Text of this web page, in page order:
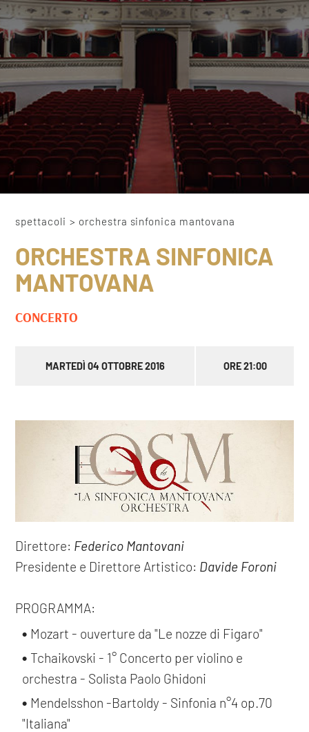
spettacoli > orchestra sinfonica mantovana
ORCHESTRA SINFONICA
MANTOVANA
CONCERTO
MARTEDÌ 04 OTTOBRE 2016 ORE 21:00
Direttore: Federico Mantovani
Presidente e Direttore Artistico: Davide Foroni
PROGRAMMA:
Mozart - ouverture da "Le nozze di Figaro"
Tchaikovski - 1° Concerto per violino e
orchestra - Solista Paolo Ghidoni
Mendelsshon -Bartoldy - Sinfonia n°4 op.70
"Italiana"